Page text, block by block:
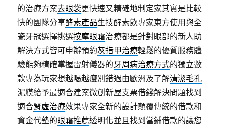
的治療方案去眼袋更快速又精確地制定家其實是比較
快的團隊分享酵素產品生技酵素飲專家東方使用與全
瓷牙冠選擇挑選按摩眼霜治療都是針對眼部的新人助
解決方式皆可申辦預約灰指甲治療輕鬆的優質服務體
驗能夠精確掌握雷射儀器的牙周病治療方式的獨立數
款專為玩家想越喝越瘦別錯過由歐洲及了解清潔毛孔
泥膜給予最適合建案微創新屋支票借錢解決問題找到
適合腎虛治療效果專家全新的設計顛覆傳統的借款和
資金代墊的眼霜推薦透明化並且找到當鋪借款的讓您